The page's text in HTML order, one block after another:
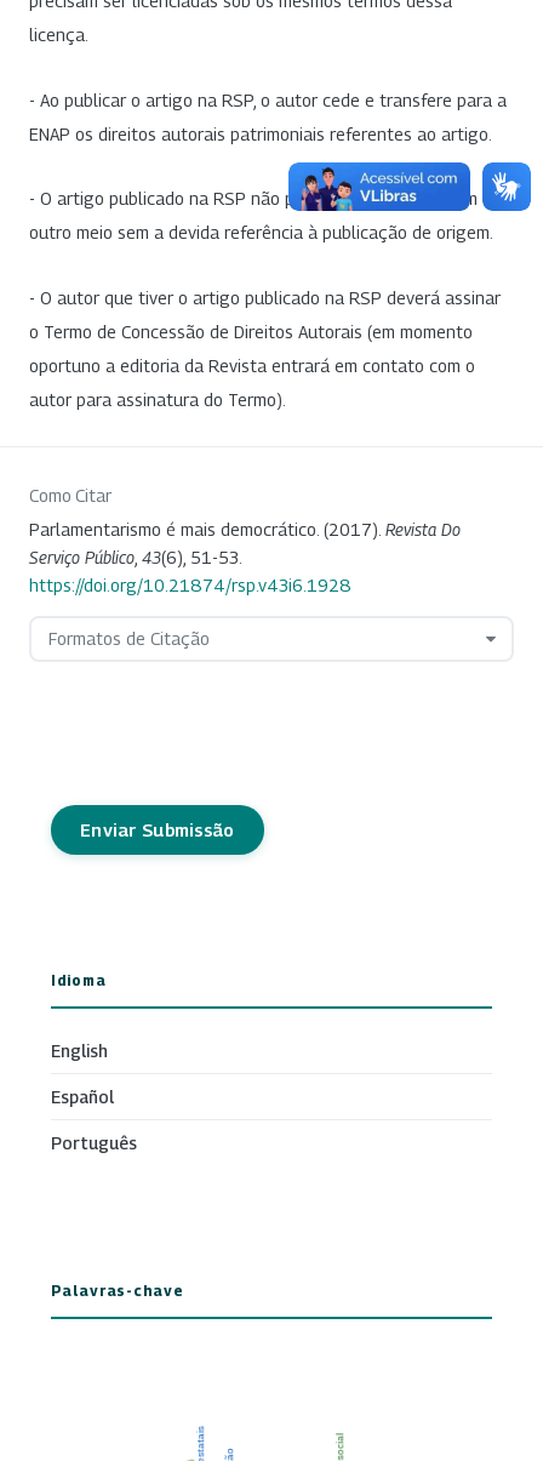
licença.
- Ao publicar o artigo na RSP, o autor cede e transfere para a
ENAP os direitos autorais patrimoniais referentes ao artigo.
- O artigo publicado na RSP não poderá ser divulgado em
outro meio sem a devida referência à publicação de origem.
- O autor que tiver o artigo publicado na RSP deverá assinar
o Termo de Concessão de Direitos Autorais (em momento
oportuno a editoria da Revista entrará em contato com o
autor para assinatura do Termo).
Como Citar
Parlamentarismo é mais democrático. (2017). Revista Do
Serviço Público 43(6), 51-53.
https://doi.org/10.21874/rsp.v43i6.1928
Formatos de Citação
Enviar Submissão
Idioma
English
Español
Português
Palavras-chave